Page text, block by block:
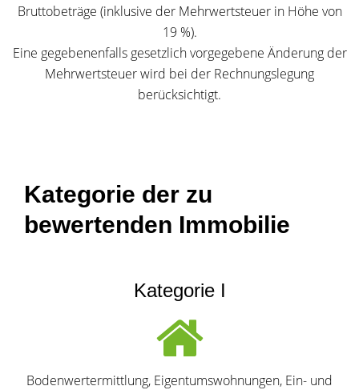
Bruttobeträge (inklusive der Mehrwertsteuer in Höhe von
19 %).
Eine gegebenenfalls gesetzlich vorgegebene Änderung der
Mehrwertsteuer wird bei der Rechnungslegung
berücksichtigt.
Kategorie der zu
bewertenden Immobilie
Kategorie I
Bodenwertermittlung, Eigentumswohnungen, Ein- und